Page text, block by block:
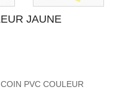
JAUNE
PVC COULEUR